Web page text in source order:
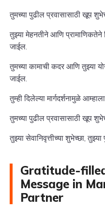
तुमच्या पुढील प्रवासासाठी खूप
तुझ्या मेहनतीने आणि प्रामाणिकतेने
जाईल.
तुमच्या कामाची कदर आणि तुझ्या
जाईल.
तुम्ही दिलेल्या मार्गदर्शनामुळे
तुमच्या पुढील प्रवासासाठी खूप
तुझ्या सेवानिवृत्तीच्या शुभेच्छा,
Gratitude-
Message in
Partner